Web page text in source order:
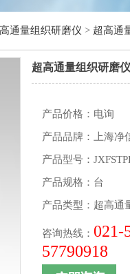
高通量组织研磨仪 > 超高通
超高通量组织研磨
产品价格：电询
产品品牌：上海净
产品型号：
产品规格：台
产品类型： 超高通
咨询热线： 021-
57790918